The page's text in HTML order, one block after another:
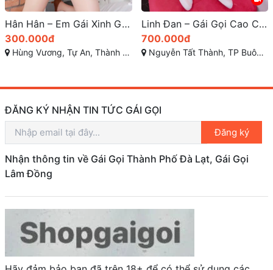
Linh Đan – Gái Gọi Cao Cấp Tại Buôn Ma Thuột: XINH SANG VÚ MÔNG TUYỆT VỜI
700.000đ
Nguyễn Tất Thành, TP Buôn Ma Thuột, Đắk Lắk
Gái Gọi Long An – Dịch Vụ Giải Trí Độc Đáo Năm 2025
600.000đ
Nguyễn Văn Tạo, Phường 4, Tân An, Long An
ĐĂNG KÝ NHẬN TIN TỨC GÁI GỌI
Đăng ký
Nhận thông tin về Gái Gọi Thành Phố Đà Lạt, Gái Gọi
Lâm Đồng